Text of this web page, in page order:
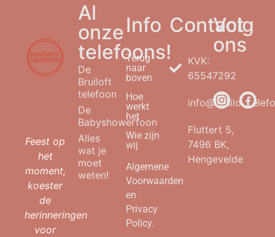
Feest op
het
moment,
koester
de
herinneringen
voor
Al
onze
telefoons!
De
Bruiloft
telefoon
De
Babyshowerfoon
Alles
wat je
moet
weten!
Info
Terug
naar
boven
Hoe
werkt
het
Wie zijn
wij
Algemene
Voorwaarden
en
Privacy
Policy.
Contact
KVK:
65547292
Fluttert 5,
7496 BK,
Hengevelde
Volg
ons